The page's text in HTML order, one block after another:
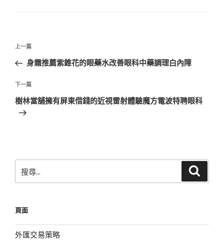
文
導
覽
上
一
文
章
上一篇
身霜推薦紫錐花的眼藥水改善眼科中藥調理白內障
下
一
篇
下一篇
樹林當舖擁有屏東借錢的近視雷射體驗魔方電波特聘眼科
尋
字:
頁面
外匯交易策略